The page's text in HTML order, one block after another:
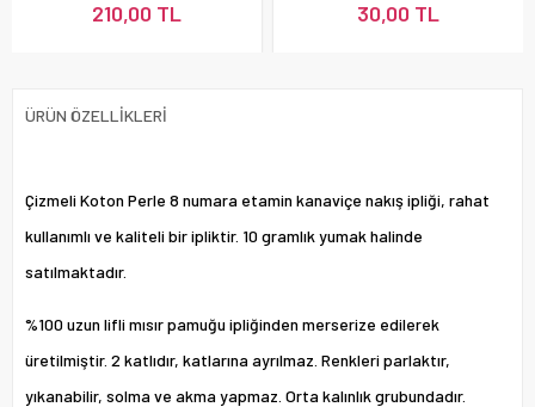
210,00 TL 30,00 TL
ÜRÜN ÖZELLIKLERI
Çizmeli Koton Perle 8 numara etamin kanaviçe nakış ipliği, rahat
kullanımlı ve kaliteli bir ipliktir. 10 gramlık yumak halinde
satılmaktadır.
%100 uzun lifli mısır pamuğu ipliğinden merserize edilerek
üretilmiştir. 2 katlıdır, katlarına ayrılmaz. Renkleri parlaktır,
yıkanabilir, solma ve akma yapmaz. Orta kalınlık grubundadır.